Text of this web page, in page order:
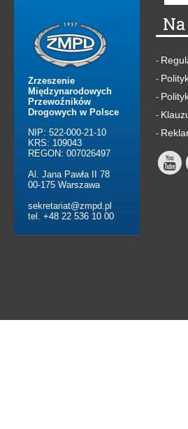
Zrzeszenie
Międzynarodowych
Przewoźników
Drogowych w Polsce
NIP: 522-000-21-10
KRS: 109043
REGON: 007026497
Al. Jana Pawła II 78
00-175 Warszawa
sekretariat@zmpd.pl
tel. +48 22 536 10 00
-
-
-
-
-